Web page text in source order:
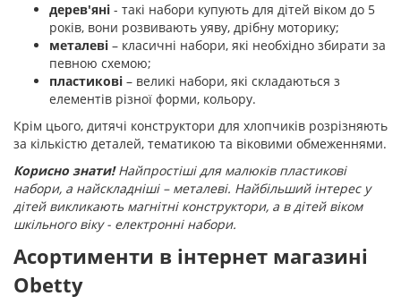
дерев'яні - такі набори купують для дітей віком до 5
років, вони розвивають уяву, дрібну моторику;
металеві – класичні набори, які необхідно збирати за
певною схемою;
пластикові – великі набори, які складаються з
елементів різної форми, кольору.
Крім цього, дитячі конструктори для хлопчиків розрізняють
за кількістю деталей, тематикою та віковими обмеженнями.
Корисно знати!Найпростіші для малюків пластикові
набори, а найскладніші – металеві. Найбільший інтерес у
дітей викликають магнітні конструктори, а в дітей віком
шкільного віку - електронні набори.
Асортименти в інтернет магазині
Obetty